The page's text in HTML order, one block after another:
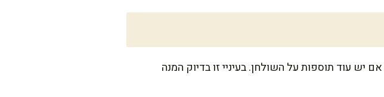
המתכון מספיק ל-6 מנות כתוספת מפנקת לארוחה משפחתית, או ל-8 אם יש עוד תוספות על השולחן. בעיניי זו בדיוק המנה